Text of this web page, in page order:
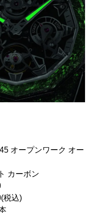
ープンワーク オー
ボン
込)